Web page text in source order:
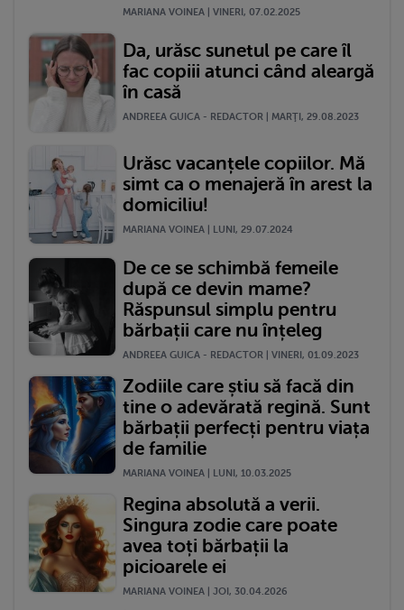
MARIANA VOINEA | VINERI, 07.02.2025
Da, urăsc sunetul pe care îl
fac copiii atunci când aleargă
în casă
ANDREEA GUICA - REDACTOR | MARŢI, 29.08.2023
Urăsc vacanțele copiilor. Mă
simt ca o menajeră în arest la
domiciliu!
MARIANA VOINEA | LUNI, 29.07.2024
De ce se schimbă femeile
după ce devin mame?
Răspunsul simplu pentru
bărbații care nu înțeleg
ANDREEA GUICA - REDACTOR | VINERI, 01.09.2023
Zodiile care știu să facă din
tine o adevărată regină. Sunt
bărbații perfecți pentru viața
de familie
MARIANA VOINEA | LUNI, 10.03.2025
Regina absolută a verii.
Singura zodie care poate
avea toți bărbații la
picioarele ei
MARIANA VOINEA | JOI, 30.04.2026